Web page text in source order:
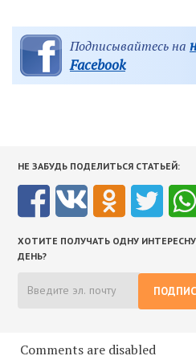
Подписывайтесь на
Facebook
НЕ ЗАБУДЬ ПОДЕЛИТЬСЯ СТАТЬЕЙ:
ХОТИТЕ ПОЛУЧАТЬ ОДНУ
ДЕНЬ?
Comments are disabled